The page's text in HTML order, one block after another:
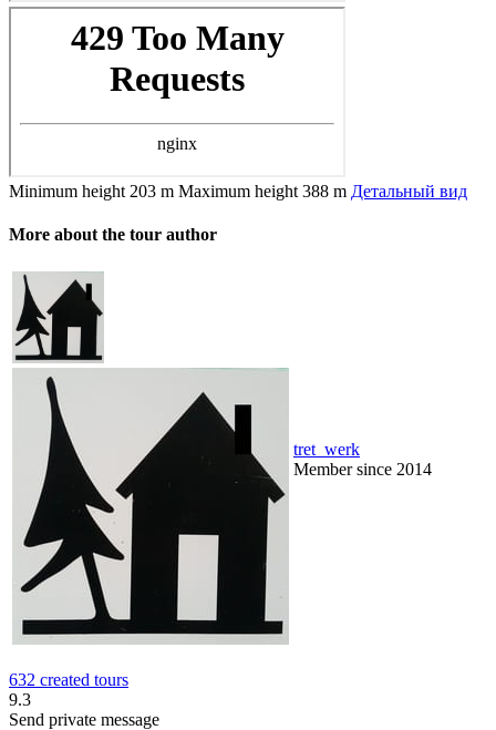
Minimum height 203 m Maximum height 388 m Детальный вид
More about the tour author
tret_werk
Member since 2014
632 created tours
9.3
Send private message